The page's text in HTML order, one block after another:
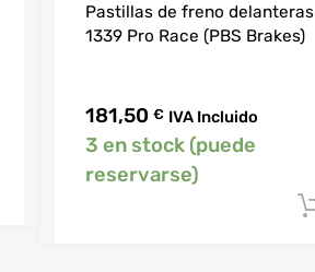
Añadir al carrito
Pastillas de freno delanteras
1339 Pro Race (PBS Brakes)
181,50 € IVA Incluido
3 en stock (puede
reservarse)